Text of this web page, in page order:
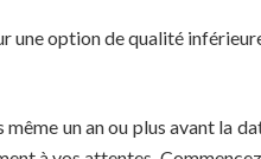
une option de qualité
un an ou plus avant la